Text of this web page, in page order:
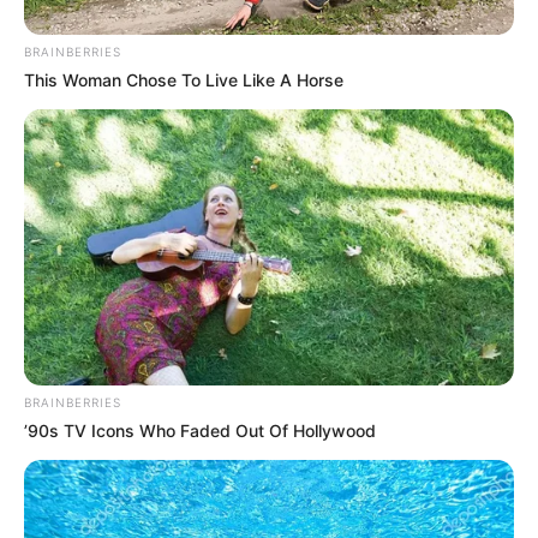
Acción sobre la cual el propio comandante de la Séptima
División del Ejército, brigadier general Juvenal Díaz dijo
no tener conocimiento,aun cuando en redes sociales
circulan varios videos donde se ve a los uniformados,
BRAINBERRIES
This Woman Chose To Live Like A Horse
BRAINBERRIES
’90s TV Icons Who Faded Out Of Hollywood